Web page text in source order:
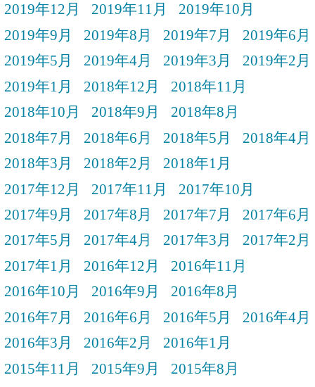
2019年12月
2019年11月
2019年10月
2019年9月
2019年8月 2019年7月
2019年6月
2019年5月
2019年4月 2019年3月
2019年2月
2019年1月
2018年12月
2018年11月
2018年10月
2018年9月
2018年8月
2018年7月
2018年6月 2018年5月
2018年4月
2018年3月
2018年2月
2018年1月
2017年12月
2017年11月
2017年10月
2017年9月
2017年8月 2017年7月
2017年6月
2017年5月
2017年4月 2017年3月
2017年2月
2017年1月
2016年12月
2016年11月
2016年10月
2016年9月
2016年8月
2016年7月
2016年6月 2016年5月
2016年4月
2016年3月
2016年2月
2016年1月
2015年11月
2015年9月
2015年8月